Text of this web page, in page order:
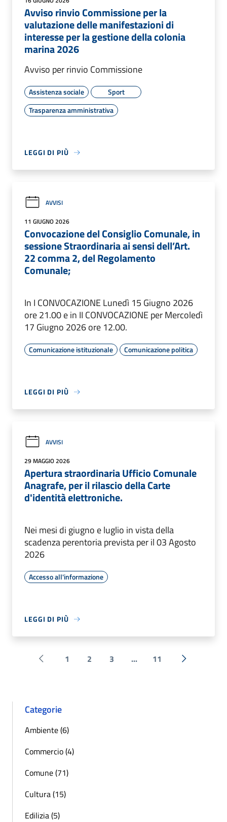
Avviso rinvio Commissione per la
valutazione delle manifestazioni di
interesse per la gestione della colonia
marina 2026
Avviso per rinvio Commissione
Assistenza sociale
Sport
Trasparenza amministrativa
LEGGI DI PIÙ
AVVISI
11 GIUGNO 2026
Convocazione del Consiglio Comunale, in
sessione Straordinaria ai sensi dell’Art.
22 comma 2, del Regolamento
Comunale;
In I CONVOCAZIONE Lunedì 15 Giugno 2026
ore 21.00 e in II CONVOCAZIONE per Mercoledì
17 Giugno 2026 ore 12.00.
Comunicazione istituzionale Comunicazione politica
LEGGI DI PIÙ
AVVISI
29 MAGGIO 2026
Apertura straordinaria Ufficio Comunale
Anagrafe, per il rilascio della Carte
d'identità elettroniche.
Nei mesi di giugno e luglio in vista della
scadenza perentoria prevista per il 03 Agosto
2026
Accesso all'informazione
LEGGI DI PIÙ
Pagina precedente
1 2 3 ... 11 Successiva
Categorie
Ambiente (6)
Commercio (4)
Comune (71)
Cultura (15)
Edilizia (5)